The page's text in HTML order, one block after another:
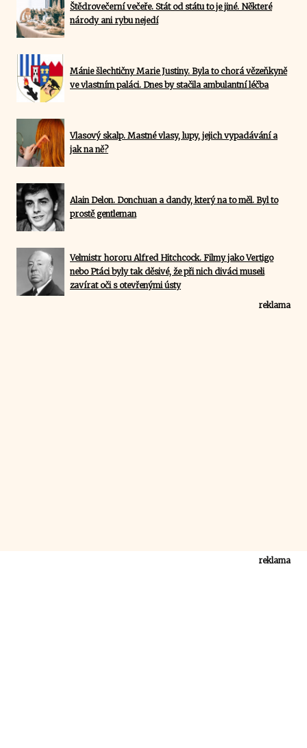
Štědrovečerní večeře. Stát od státu to je jiné. Některé
národy ani rybu nejedí
Mánie šlechtičny Marie Justiny. Byla to chorá vězeňkyně
ve vlastním paláci. Dnes by stačila ambulantní léčba
Vlasový skalp. Mastné vlasy, lupy, jejich vypadávání a
jak na ně?
Alain Delon. Donchuan a dandy, který na to měl. Byl to
prostě gentleman
Velmistr hororu Alfred Hitchcock. Filmy jako Vertigo
nebo Ptáci byly tak děsivé, že při nich diváci museli
zavírat oči s otevřenými ústy
reklama
reklama